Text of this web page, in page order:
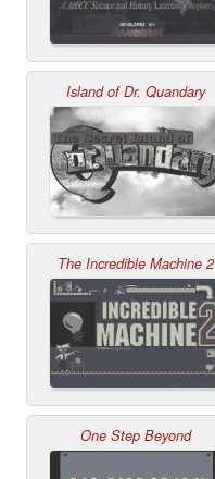
Island of Dr. Quandary
The Incredible Machine 2
One Step Beyond